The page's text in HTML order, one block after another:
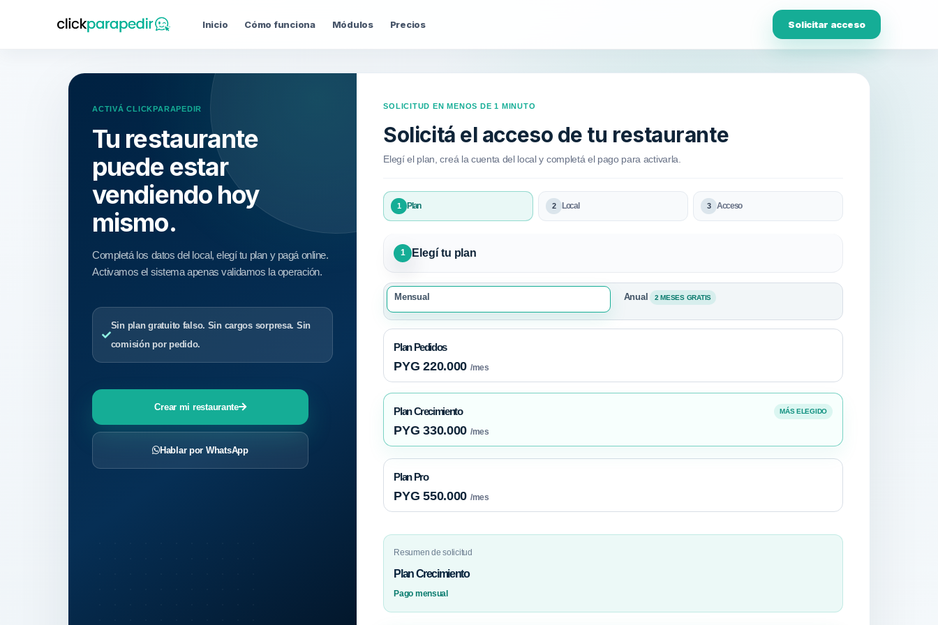
Inicio Cómo funciona Módulos Precios Solicitar acceso
ACTIVÁ CLICKPARAPEDIR
Tu restaurante
puede estar
vendiendo hoy
mismo.
Completá los datos del local, elegí tu plan y pagá online.
Activamos el sistema apenas validamos la operación.
Sin plan gratuito falso. Sin cargos sorpresa. Sin
comisión por pedido.
Crear mi restaurante
Hablar por WhatsApp
SOLICITUD EN MENOS DE 1 MINUTO
Solicitá el acceso de tu restaurante
Elegí el plan, creá la cuenta del local y completá el pago para activarla.
1 Plan 2 Local 3 Acceso
1 Elegí tu plan
Mensual Anual 2 MESES GRATIS
Plan Pedidos
PYG 220.000 /mes
Plan Crecimiento MÁS ELEGIDO
PYG 330.000 /mes
Plan Pro
PYG 550.000 /mes
Resumen de solicitud
Plan Crecimiento
Pago mensual